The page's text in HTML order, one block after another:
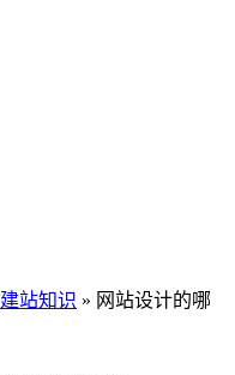
建站知识 » 网站设计的哪